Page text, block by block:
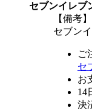
セブンイレブ
【備考】
セブン
ご
セ
お
14
決